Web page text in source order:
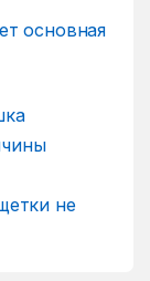
основная
не